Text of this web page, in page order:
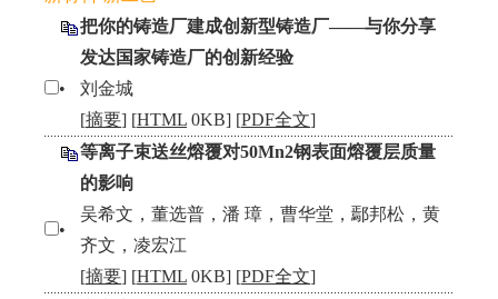
把你的铸造厂建成创新型铸造厂——与你分享
发达国家铸造厂的创新经验
•
刘金城
[摘要] [HTML 0KB] [PDF全文]
等离子束送丝熔覆对50Mn2钢表面熔覆层质量
的影响
•
吴希文，董选普，潘 璋，曹华堂，鄢邦松，黄
齐文，凌宏江
[摘要] [HTML 0KB] [PDF全文]